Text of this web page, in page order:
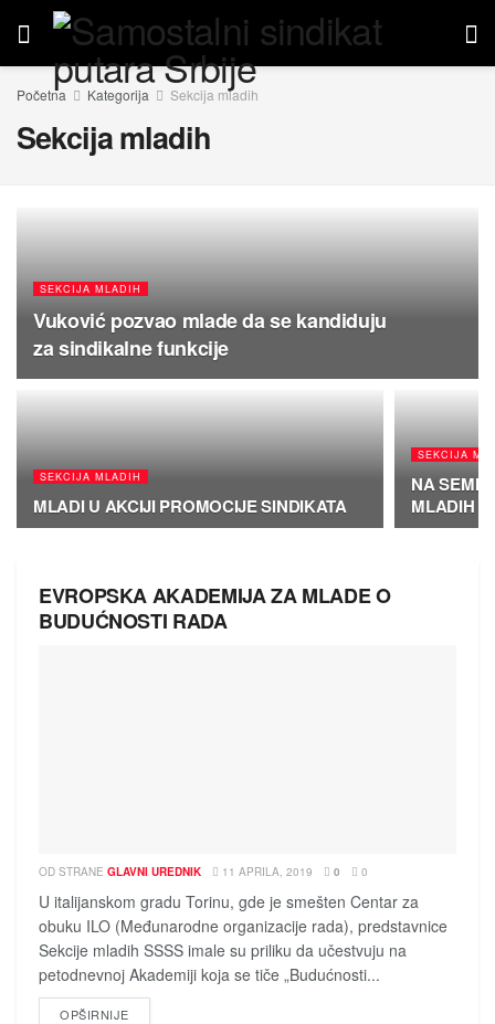
Početna Kategorija Sekcija mladih
Sekcija mladih
SEKCIJA MLADIH
Vuković pozvao mlade da se kandiduju
za sindikalne funkcije
SEKCIJA MLADIH
MLADI U AKCIJI PROMOCIJE SINDIKATA
SEKCIJA
NA
MLADIH I
EVROPSKA AKADEMIJA ZA MLADE O
BUDUĆNOSTI RADA
OD STRANE GLAVNI UREDNIK 11 APRILA, 2019 0 0
U italijanskom gradu Torinu, gde je smešten Centar za
obuku ILO (Međunarodne organizacije rada), predstavnice
Sekcije mladih SSSS imale su priliku da učestvuju na
petodnevnoj Akademiji koja se tiče „Budućnosti...
OPŠIRNIJEDETAILS